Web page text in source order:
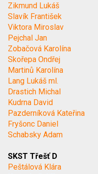
Zikmund Lukáš
Slavík František
Viktora Miroslav
Pejchal Jan
Zobačová Karolína
Skořepa Ondřej
Martinů Karolína
Lang Lukáš ml.
Drastich Michal
Kudrna David
Pazderníková Kateřina
Fryšonc Daniel
Schabsky Adam
SKST Třešť D
Peštálová Klára